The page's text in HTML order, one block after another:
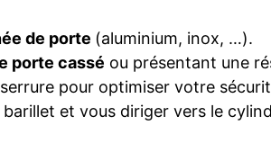
de porte (aluminium, inox, …).
porte cassé ou présentant une
pour optimiser votre
et vous diriger vers le